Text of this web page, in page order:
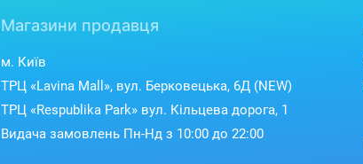
Магазини продавця
м. Київ
ТРЦ «Lavina Mall», вул. Берковецька, 6Д (NEW)
ТРЦ «Respublika Park» вул. Кільцева дорога, 1
Видача замовлень Пн-Нд з 10:00 до 22:00